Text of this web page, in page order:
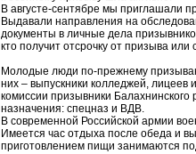
В августе-сентябре мы приглашали
Выдавали направления на
документы в личные дела
кто получит отсрочку от призыва
Молодые люди по-прежнему
них – выпускники колледжей,
комиссии призывники
назначения: спецназ и ВДВ.
В современной Российской армии
Имеется час отдыха после обеда и
приготовлением пищи занимаются